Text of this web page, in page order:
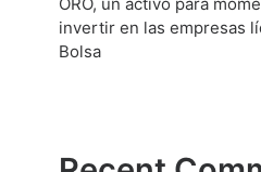
invertir en las empresas
Bolsa